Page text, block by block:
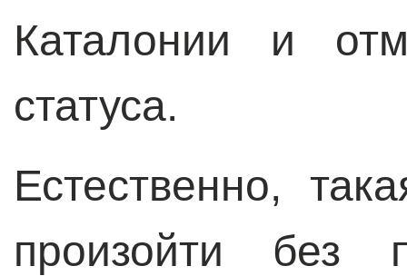
Каталонии и
статуса.
Естественно,
произойти без